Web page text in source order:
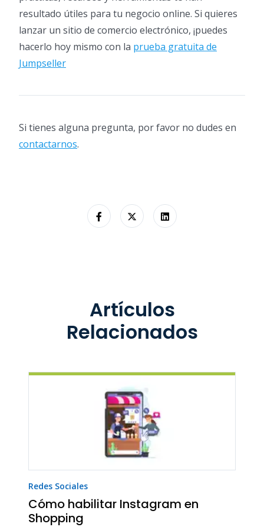
resultado útiles para tu negocio online. Si quieres
lanzar un sitio de comercio electrónico, ¡puedes
hacerlo hoy mismo con la prueba gratuita de
Jumpseller
Si tienes alguna pregunta, por favor no dudes en
contactarnos.
Artículos
Relacionados
Redes Sociales
Cómo habilitar Instagram en
Shopping